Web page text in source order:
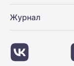
бизнес-
класса
Траншевая
ипотека
Журнал